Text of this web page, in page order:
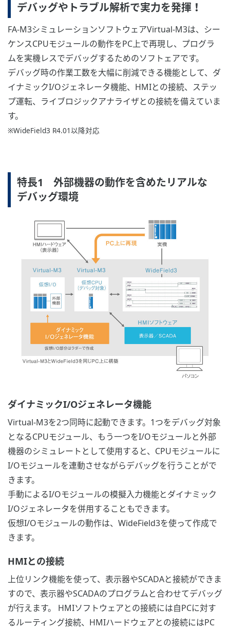
デバッグやトラブル解析で実力を発揮！
FA-M3シミュレーションソフトウェアVirtual-M3は、シー
ケンスCPUモジュールの動作をPC上で再現し、プログラ
ムを実機レスでデバッグするためのソフトェアです。
デバッグ時の作業工数を大幅に削減できる機能として、ダ
イナミックI/Oジェネレータ機能、HMIとの接続、ステッ
プ運転、ライブロジックアナライザとの接続を備えていま
す。
※WideField3 R4.01以降対応
特長1 外部機器の動作を含めたリアルな
デバッグ環境
ダイナミックI/Oジェネレータ機能
Virtual-M3を2つ同時に起動できます。1つをデバッグ対象
となるCPUモジュール、もう一つをI/Oモジュールと外部
機器のシミュレートとして使用すると、CPUモジュールに
I/Oモジュールを連動させながらデバッグを行うことがで
きます。
手動によるI/Oモジュールの模擬入力機能とダイナミック
I/Oジェネレータを併用することもできます。
仮想I/Oモジュールの動作は、WideField3を使って作成で
きます。
HMIとの接続
上位リンク機能を使って、表示器やSCADAと接続ができま
すので、表示器やSCADAのプログラムと合わせてデバッグ
が行えます。 HMIソフトウェアとの接続には自PCに対す
るルーティング接続、HMIハードウェアとの接続にはPC